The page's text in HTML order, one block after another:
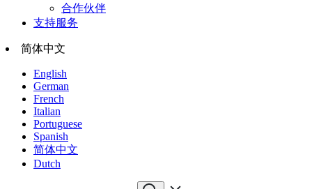
合作伙伴
支持服务
简体中文
English
German
French
Italian
Portuguese
Spanish
简体中文
Dutch